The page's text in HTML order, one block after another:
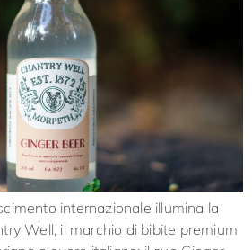
internazionale illumina la
Well, il marchio di bibite premium